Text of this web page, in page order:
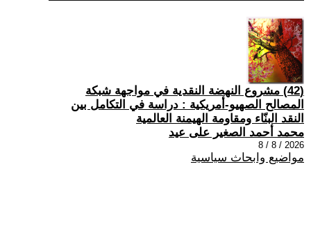
(42) مشروع النهضة النقدية في مواجهة شبكة
المصالح الصهيو-أمريكية : دراسة في التكامل بين
النقد البنّاء ومقاومة الهيمنة العالمية
محمد أحمد الصغير على عيد
2026 / 8 / 8
مواضيع وابحاث سياسية